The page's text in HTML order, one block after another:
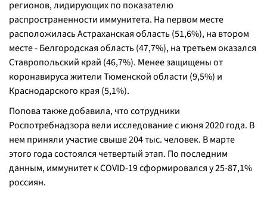
регионов, лидирующих по показателю
распространенности иммунитета. На первом месте
расположилась Астраханская область (51,6%), на втором
месте - Белгородская область (47,7%), на третьем оказался
Ставропольский край (46,7%). Менее защищены от
коронавируса жители Тюменской области (9,5%) и
Краснодарского края (5,1%).
Попова также добавила, что сотрудники
Роспотребнадзора вели исследование с июня 2020 года. В
нем приняли участие свыше 204 тыс. человек. В марте
этого года состоялся четвертый этап. По последним
данным, иммунитет к COVID-19 сформировался у 25-87,1%
россиян.